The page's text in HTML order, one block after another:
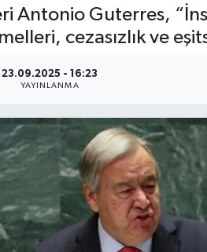
Antonio Guterres,
cezasızlık ve
23.09.2025 - 16:23
YAYINLANMA